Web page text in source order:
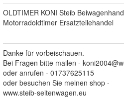
OLDTIMER KONI Steib
Motorradoldtimer Ersatzteilehandel
Danke für vorbeischauen.
Bei Fragen bitte mailen -
oder anrufen - 01737625115
oder besuchen Sie meinen shop -
www.steib-seitenwagen.eu